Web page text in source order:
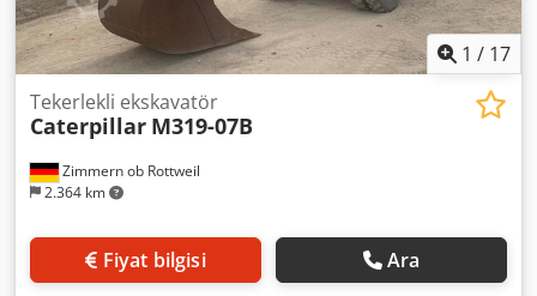
1 / 17
Zimmern ob Rottweil
2.364 km
Tekerlekli ekskavatör
Caterpillar M319-07B
Fiyat bilgisi Ara